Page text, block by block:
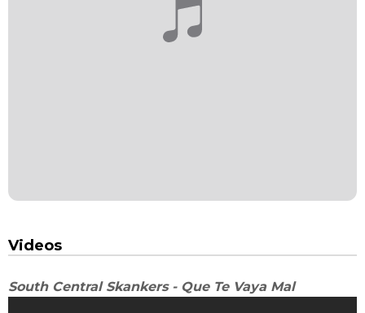
Videos
South Central Skankers - Que Te Vaya Mal